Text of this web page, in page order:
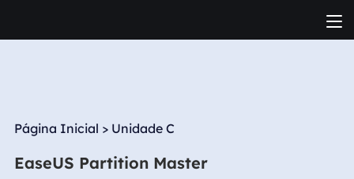
Página Inicial > Unidade C
EaseUS Partition Master